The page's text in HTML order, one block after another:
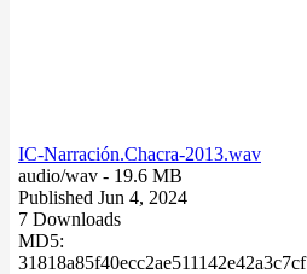
IC-Narración.Chacra-2013.wav
audio/wav - 19.6 MB
Published Jun 4, 2024
7 Downloads
MD5:
31818a85f40ecc2ae511142e42a3c7cf